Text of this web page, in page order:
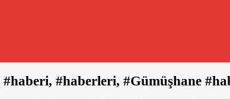
#haberi, #haberleri, #Gümüşhane